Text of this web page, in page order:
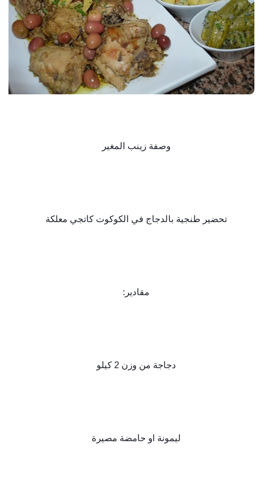
وصفة زينب المغير
تحضير طنجية بالدجاج في الكوكوت كاتجي معلكة
مقادير:
دجاجة من وزن 2 كيلو
ليمونة او حامضة مصيرة